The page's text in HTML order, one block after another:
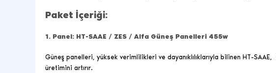
Paket İçeriği:
1. Panel: HT-SAAE / ZES / Alfa Güneş Panelleri 455w
Güneş panelleri, yüksek verimlilikleri ve dayanıklılıklarıyla bilinen HT-
üretimini artırır.